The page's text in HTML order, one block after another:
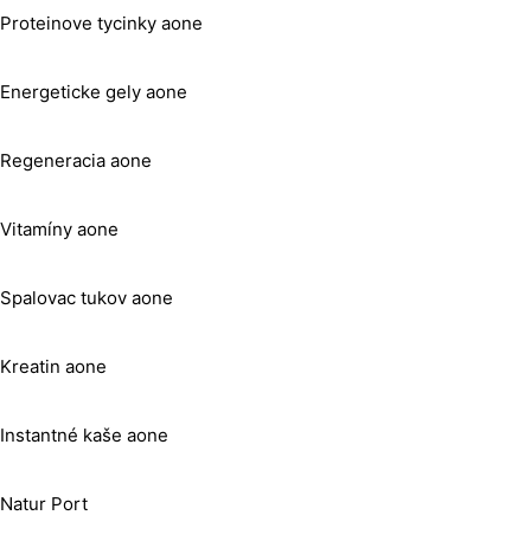
Proteinove tycinky aone
Energeticke gely aone
Regeneracia aone
Vitamíny aone
Spalovac tukov aone
Kreatin aone
Instantné kaše aone
Natur Port